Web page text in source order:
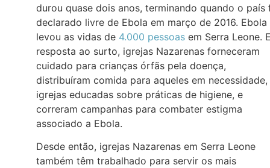
durou quase dois anos, terminando quando o país
declarado livre de Ebola em março de 2016. Ebola
levou as vidas de 4.000 pessoas em Serra Leone.
resposta ao surto, igrejas Nazarenas forneceram
cuidado para crianças órfãs pela doença,
distribuíram comida para aqueles em necessidade,
igrejas educadas sobre práticas de higiene, e
correram campanhas para combater estigma
associado a Ebola.
Desde então, igrejas Nazarenas em Serra Leone
também têm trabalhado para servir os mais